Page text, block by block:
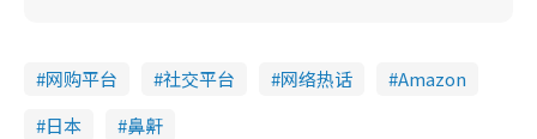
网购平台 社交平台 网络热话
Amazon
日本
鼻鼾